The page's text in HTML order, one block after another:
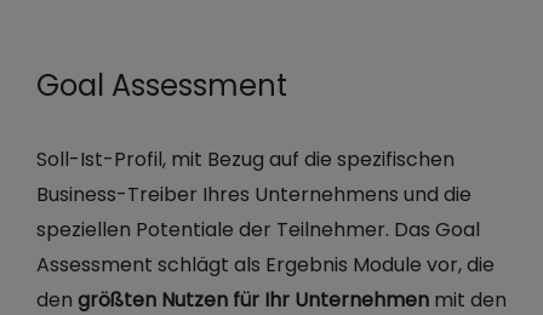
Goal Assessment
Soll-Ist-Profil, mit Bezug auf die spezifischen
Business-Treiber Ihres Unternehmens und die
speziellen Potentiale der Teilnehmer. Das Goal
Assessment schlägt als Ergebnis Module vor, die
den größten Nutzen für Ihr Unternehmen mit den